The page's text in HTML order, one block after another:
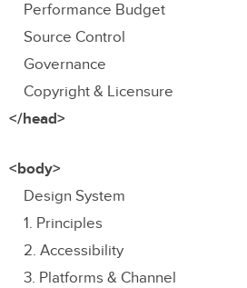
Performance Budget
Source Control
Governance
Copyright & Licensure
</head>
<body>
Design System
1. Principles
2. Accessibility
3. Platforms & Channel